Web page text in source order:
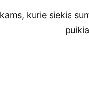
kurie siekia